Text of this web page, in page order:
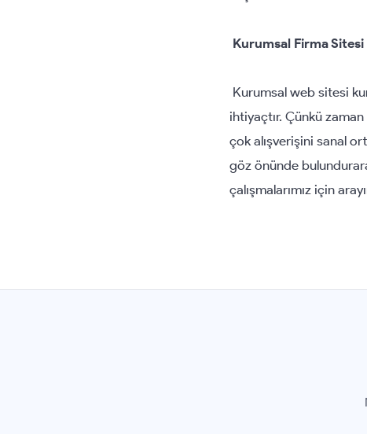
Kurumsal Firma
Kurumsal web sitesi
ihtiyaçtır. Çünkü
çok alışverişini sanal
göz önünde
çalışmalarımız için